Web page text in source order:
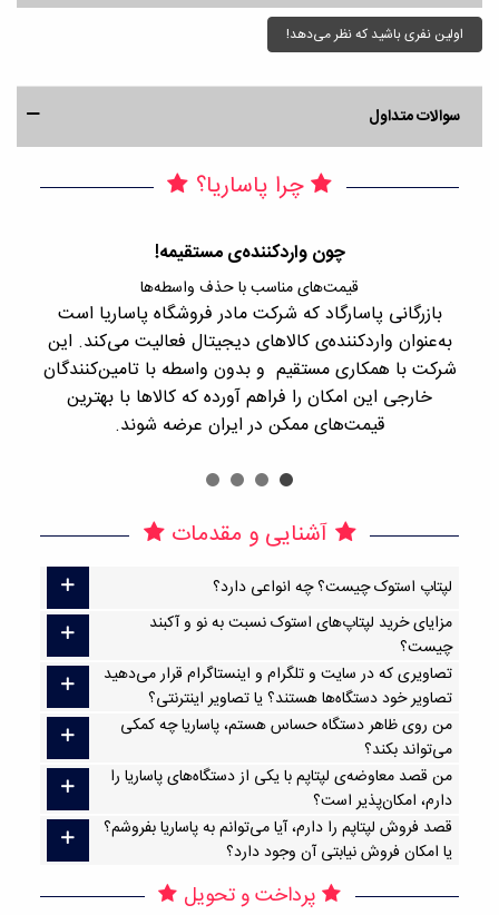
اولین نفری باشید که نظر می‌دهد!
سوالات متداول
چرا پاساریا؟
چون واردکننده‌ی مستقیمه!
قیمت‌های مناسب با حذف واسطه‌ها
بازرگانی پاسارگاد که شرکت مادر فروشگاه پاساریا است
به‌عنوان واردکننده‌ی کالاهای دیجیتال فعالیت می‌کند. این
شرکت با همکاری مستقیم و بدون واسطه با تامین‌کنندگان
خارجی این امکان را فراهم آورده که کالاها با بهترین
قیمت‌های ممکن در ایران عرضه شوند.
آشنایی و مقدمات
لپتاپ استوک چیست؟ چه انواعی دارد؟
مزایای خرید لپتاپ‌های استوک نسبت به نو و آکبند
چیست؟
تصاویری که در سایت و تلگرام و اینستاگرام قرار می‌دهید
تصاویر خود دستگاه‌ها هستند؟ یا تصاویر اینترنتی؟
من روی ظاهر دستگاه حساس هستم، پاساریا چه کمکی
می‌تواند بکند؟
من قصد معاوضه‌ی لپتاپم با یکی از دستگاه‌های پاساریا را
دارم، امکان‌پذیر است؟
قصد فروش لپتاپم را دارم، آیا می‌توانم به پاساریا بفروشم؟
یا امکان فروش نیابتی آن وجود دارد؟
پرداخت و تحویل